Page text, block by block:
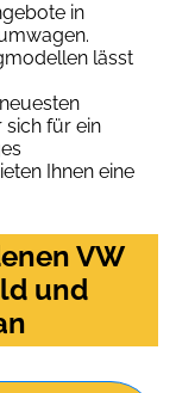
in
lässt
sich für ein
Ihnen eine
VW
und